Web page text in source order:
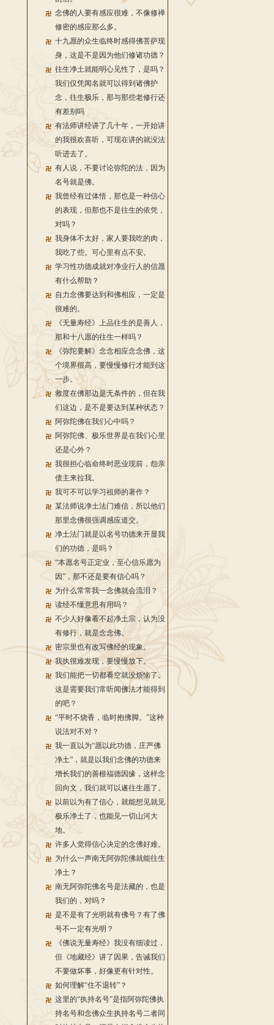
念佛的人要有感应很难，不像修禅
修密的感应那么多。
十九愿的众生临终时感得佛菩萨现
身，这是不是因为他们修诸功德？
往生净土就能明心见性了，是吗？
我们仅凭闻名就可以得到诸佛护
念，往生极乐，那与那些老修行还
有差别吗
有法师讲经讲了几十年，一开始讲
的我很欢喜听，可现在讲的就没法
听进去了。
有人说，不要讨论弥陀的法，因为
名号就是佛。
我曾经有过体悟，那也是一种信心
的表现，但那也不是往生的依凭，
对吗？
我身体不太好，家人要我吃的肉，
我吃了些。可心里有点不安。
学习性功德成就对净业行人的信愿
有什么帮助？
自力念佛要达到和佛相应，一定是
很难的。
《无量寿经》上品往生的是善人，
那和十八愿的往生一样吗？
《弥陀要解》念念相应念念佛，这
个境界很高，要慢慢修行才能到这
一步。
救度在佛那边是无条件的，但在我
们这边，是不是要达到某种状态？
阿弥陀佛在我们心中吗？
阿弥陀佛、极乐世界是在我们心里
还是心外？
我很担心临命终时恶业现前，怨亲
债主来拉我。
我可不可以学习祖师的著作？
某法师说净土法门难信，所以他们
那里念佛很强调感应道交。
净土法门就是以名号功德来开显我
们的功德，是吗？
“本愿名号正定业，至心信乐愿为
因”，那不还是要有信心吗？
为什么常常我一念佛就会流泪？
读经不懂意思有用吗？
不少人好像看不起净土宗，认为没
有修行，就是念念佛。
密宗里也有改写佛经的现象。
我执很难发现，要慢慢放下。
我们能把一切都看空就没烦恼了。
这是需要我们常听闻佛法才能得到
的吧？
“平时不烧香，临时抱佛脚。”这种
说法对不对？
我一直以为“愿以此功德，庄严佛
净土”，就是以我们念佛的功德来
增长我们的善根福德因缘，这样念
回向文，我们就可以遂往生愿了。
以前以为有了信心，就能想见就见
极乐净土了，也能见一切山河大
地。
许多人觉得信心决定的念佛好难。
为什么一声南无阿弥陀佛就能往生
净土？
南无阿弥陀佛名号是法藏的，也是
我们的，对吗？
是不是有了光明就有佛号？有了佛
号不一定有光明？
《佛说无量寿经》我没有细读过，
但《地藏经》讲了因果，告诫我们
不要做坏事，好像更有针对性。
如何理解“住不退转”？
这里的“执持名号”是指阿弥陀佛执
持名号和念佛众生执持名号二者同